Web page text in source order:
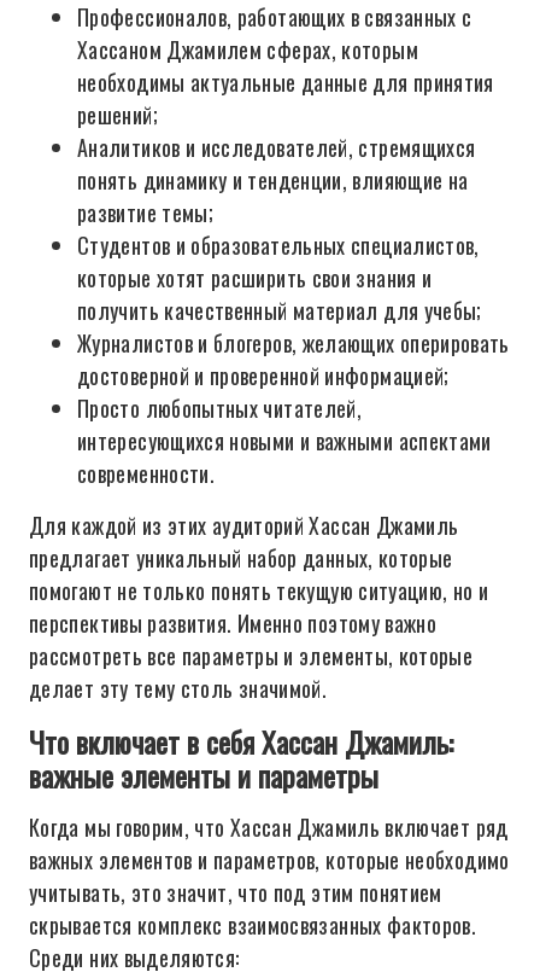
Профессионалов, работающих в связанных с
Хассаном Джамилем сферах, которым
необходимы актуальные данные для принятия
решений;
Аналитиков и исследователей, стремящихся
понять динамику и тенденции, влияющие на
развитие темы;
Студентов и образовательных специалистов,
которые хотят расширить свои знания и
получить качественный материал для учебы;
Журналистов и блогеров, желающих оперировать
достоверной и проверенной информацией;
Просто любопытных читателей,
интересующихся новыми и важными аспектами
современности.
Для каждой из этих аудиторий Хассан Джамиль
предлагает уникальный набор данных, которые
помогают не только понять текущую ситуацию, но и
перспективы развития. Именно поэтому важно
рассмотреть все параметры и элементы, которые
делает эту тему столь значимой.
Что включает в себя Хассан Джамиль:
важные элементы и параметры
Когда мы говорим, что Хассан Джамиль включает ряд
важных элементов и параметров, которые необходимо
учитывать, это значит, что под этим понятием
скрывается комплекс взаимосвязанных факторов.
Среди них выделяются: